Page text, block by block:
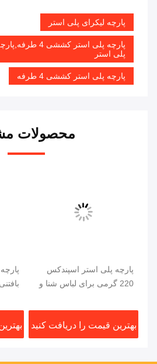
پارچه لیکرای پلی استر
پارچه پلی استر
پلی استر
پارچه پلی استر کششی 4 طرفه
محصولات
پارچه پلی استر اسپندکس
220 گرمی برای لباس شنا و
بهترین قیمت را دریافت کنید